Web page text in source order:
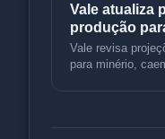
Vale atualiza
produção
Vale revisa
para minério,